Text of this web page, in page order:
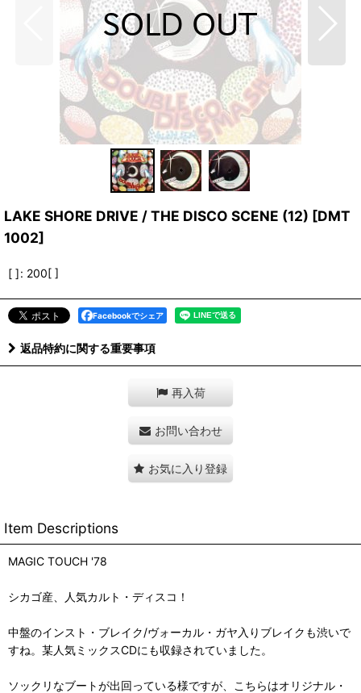
LAKE SHORE DRIVE / THE DISCO SCENE (12) [DMT
1002]
[ ]: 200[ ]
Facebookでシェア
返品特約に関する重要事項
再入荷
お問い合わせ
お気に入り登録
Item Descriptions
MAGIC TOUCH '78
シカゴ産、人気カルト・ディスコ！
中盤のインスト・ブレイク/ヴォーカル・ガヤ入りブレイクも渋いで
すね。某人気ミックスCDにも収録されていました。
ソックリなブートが出回っている様ですが、こちらはオリジナル・